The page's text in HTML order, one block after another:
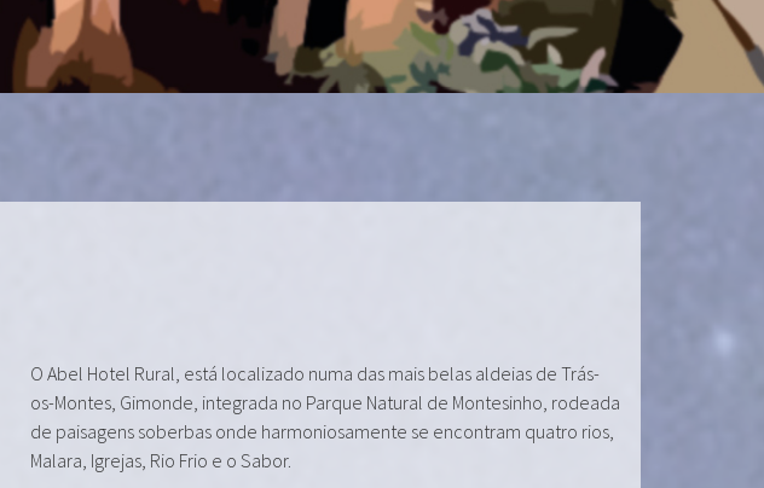
O Abel Hotel Rural, está localizado numa das mais belas aldeias de Trás-
os-Montes, Gimonde, integrada no Parque Natural de Montesinho, rodeada
de paisagens soberbas onde harmoniosamente se encontram quatro rios,
Malara, Igrejas, Rio Frio e o Sabor.